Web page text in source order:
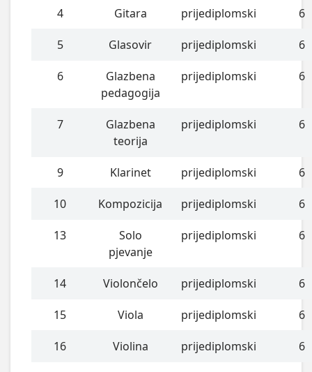
4 Gitara prijediplomski 6
5 Glasovir prijediplomski 6
6
Glazbena
pedagogija
prijediplomski 6
7
Glazbena
teorija
prijediplomski 6
9 Klarinet prijediplomski 6
10 Kompozicija prijediplomski 6
13
Solo
pjevanje
prijediplomski 6
14 Violončelo prijediplomski 6
15 Viola prijediplomski 6
16 Violina prijediplomski 6